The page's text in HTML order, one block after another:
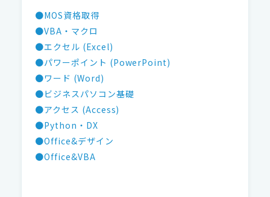
●MOS資格取得
●VBA・マクロ
●エクセル (Excel)
●パワーポイント (PowerPoint)
●ワード (Word)
●ビジネスパソコン基礎
●アクセス (Access)
●Python・DX
●Office&デザイン
●Office&VBA